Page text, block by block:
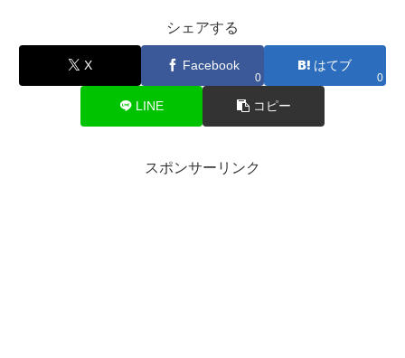
シェアする
X Facebook
0
はてブ
0
LINE コピー
スポンサーリンク